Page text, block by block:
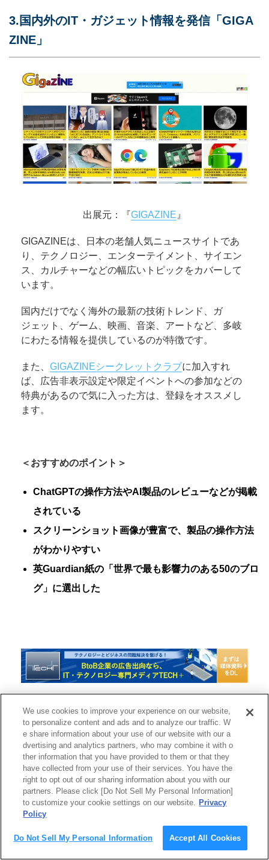
3.国内外のIT・ガジェット情報を発信「GIGA
ZINE」
出展元：『GIGAZINE 』
GIGAZINEは、日本の老舗人気ニュースサイトであ
り、テクノロジー、エンターテイメント、サイエン
ス、カルチャーなどの幅広いトピックをカバーして
います。
国内だけでなく海外の最新の技術トレンド、ガ
ジェット、ゲーム、映画、音楽、アートなど、多岐
にわたる情報を提供しているのが特徴です。
また、 GIGAZINEシークレットクラブに加入すれ
ば、広告非表示設定や限定イベントへの参加などの
特典があるので気に入った方は、登録をオススメし
ます。
＜おすすめのポイント＞
ChatGPTの操作方法やAI製品のレビューなどが掲載
されている
スクリーンショット画像が豊富で、製品の操作方法
がわかりやすい
英Guardian紙の「世界で最も影響力のある50のブロ
グ」に選出した
【4】IT業界の実務を勉強できるITニュースサイト
IT業界で働いていたり、IT職務で勤務していたりす
ると、実務に役立つスキルを身に着けたいと思うこ
ともあるでしょう。このような場合は、以下のIT関
連の実務が勉強できるITニュースサイトを見るよう
We use cookies to improve your experience on our website,
to personalize content and ads and to analyze our traffic. W
e share information about your use of our website with our a
dvertising and analytics partners, who may combine it with o
ther information that you have provided to them or that they
have collected from your use of their services. You have the
right to opt out of our sharing information about you with our
partners. Please click [Do Not Sell My Personal Information]
to customize your cookie settings on our website. Privacy
Policy
Do Not Sell My Personal Information Accept All Cookies